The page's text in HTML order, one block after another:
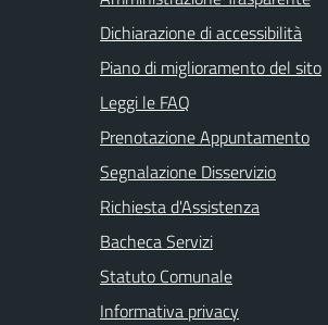
Dichiarazione di accessibilità
Piano di miglioramento del sito
Leggi le FAQ
Prenotazione Appuntamento
Segnalazione Disservizio
Richiesta d'Assistenza
Bacheca Servizi
Statuto Comunale
Informativa privacy